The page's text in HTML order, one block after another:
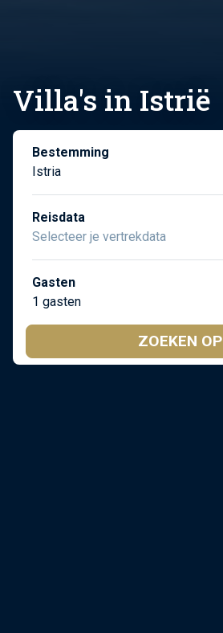
Villa's in Istrië
Bestemming
Istria
Reisdata
Gasten
1 gasten
ZOEKEN OP